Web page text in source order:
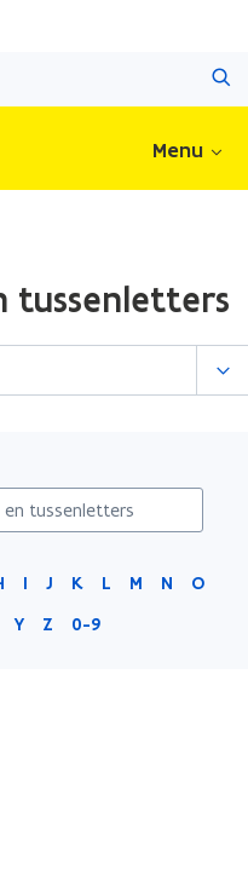
Menu
tussenletters
I J K L M N
O
Y Z 0-9